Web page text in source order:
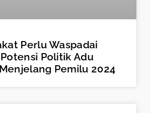
Perlu Waspadai
Politik Adu
Pemilu 2024